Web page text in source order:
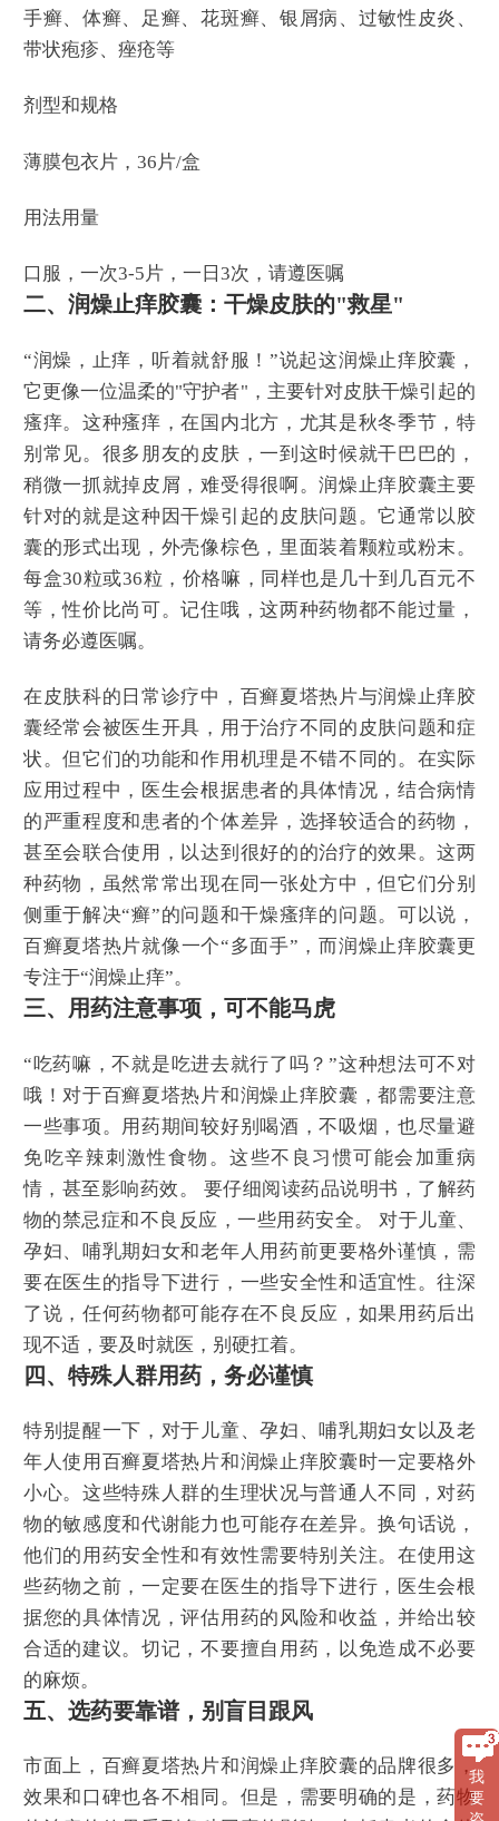
手癣、体癣、足癣、花斑癣、银屑病、过敏性皮炎、
带状疱疹、痤疮等
剂型和规格
薄膜包衣片，36片/盒
用法用量
口服，一次3-5片，一日3次，请遵医嘱
二、润燥止痒胶囊：干燥皮肤的"救星"
“润燥，止痒，听着就舒服！”说起这润燥止痒胶囊，
它更像一位温柔的"守护者"，主要针对皮肤干燥引起的
瘙痒。这种瘙痒，在国内北方，尤其是秋冬季节，特
别常见。很多朋友的皮肤，一到这时候就干巴巴的，
稍微一抓就掉皮屑，难受得很啊。润燥止痒胶囊主要
针对的就是这种因干燥引起的皮肤问题。它通常以胶
囊的形式出现，外壳像棕色，里面装着颗粒或粉末。
每盒30粒或36粒，价格嘛，同样也是几十到几百元不
等，性价比尚可。记住哦，这两种药物都不能过量，
请务必遵医嘱。
在皮肤科的日常诊疗中，百癣夏塔热片与润燥止痒胶
囊经常会被医生开具，用于治疗不同的皮肤问题和症
状。但它们的功能和作用机理是不错不同的。在实际
应用过程中，医生会根据患者的具体情况，结合病情
的严重程度和患者的个体差异，选择较适合的药物，
甚至会联合使用，以达到很好的的治疗的效果。这两
种药物，虽然常常出现在同一张处方中，但它们分别
侧重于解决“癣”的问题和干燥瘙痒的问题。可以说，
百癣夏塔热片就像一个“多面手”，而润燥止痒胶囊更
专注于“润燥止痒”。
三、用药注意事项，可不能马虎
“吃药嘛，不就是吃进去就行了吗？”这种想法可不对
哦！对于百癣夏塔热片和润燥止痒胶囊，都需要注意
一些事项。用药期间较好别喝酒，不吸烟，也尽量避
免吃辛辣刺激性食物。这些不良习惯可能会加重病
情，甚至影响药效。 要仔细阅读药品说明书，了解药
物的禁忌症和不良反应，一些用药安全。 对于儿童、
孕妇、哺乳期妇女和老年人用药前更要格外谨慎，需
要在医生的指导下进行，一些安全性和适宜性。往深
了说，任何药物都可能存在不良反应，如果用药后出
现不适，要及时就医，别硬扛着。
四、特殊人群用药，务必谨慎
特别提醒一下，对于儿童、孕妇、哺乳期妇女以及老
年人使用百癣夏塔热片和润燥止痒胶囊时一定要格外
小心。这些特殊人群的生理状况与普通人不同，对药
物的敏感度和代谢能力也可能存在差异。换句话说，
他们的用药安全性和有效性需要特别关注。在使用这
些药物之前，一定要在医生的指导下进行，医生会根
据您的具体情况，评估用药的风险和收益，并给出较
合适的建议。切记，不要擅自用药，以免造成不必要
的麻烦。
五、选药要靠谱，别盲目跟风
市面上，百癣夏塔热片和润燥止痒胶囊的品牌很多，
效果和口碑也各不相同。但是，需要明确的是，药物
我
要